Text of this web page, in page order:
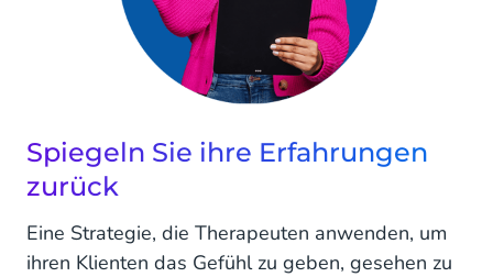
Spiegeln Sie ihre Erfahrungen
zurück
Eine Strategie, die Therapeuten anwenden, um
ihren Klienten das Gefühl zu geben, gesehen zu